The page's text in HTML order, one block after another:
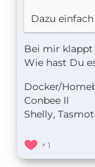
Dazu
Bei mir klappt
Wie hast Du
Docker/
Conbee II
Shelly,
1